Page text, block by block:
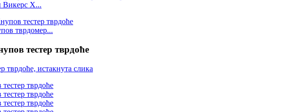
Викерс Х...
тврдомер...
тестер тврдоће